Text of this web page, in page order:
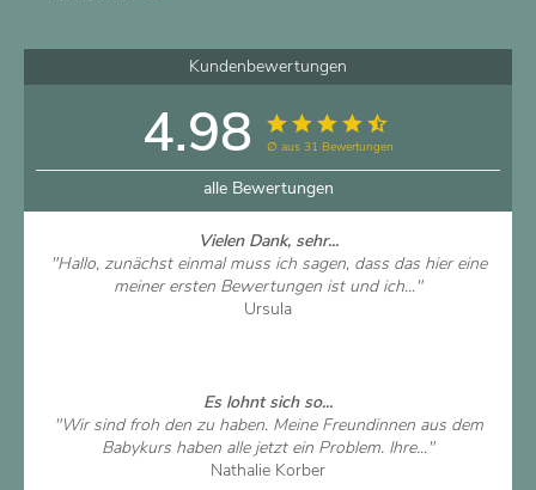
Kundenbewertungen
4.98 ∅ aus 31 Bewertungen
alle Bewertungen
Vielen Dank, sehr...
"Hallo, zunächst einmal muss ich sagen, dass das hier eine
meiner ersten Bewertungen ist und ich..."
Ursula
Es lohnt sich so...
"Wir sind froh den zu haben. Meine Freundinnen aus dem
Babykurs haben alle jetzt ein Problem. Ihre..."
Nathalie Korber